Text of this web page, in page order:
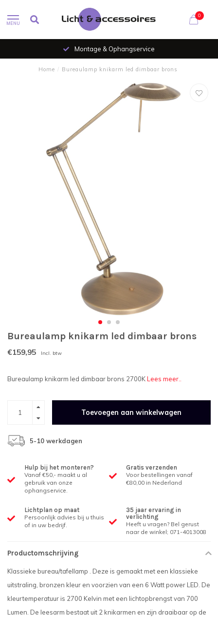
MENU
0
Montage & Ophangservice
Home / Bureaulamp knikarm led dimbaar brons
Bureaulamp knikarm led dimbaar brons
€159,95 Incl. btw
Bureaulamp knikarm led dimbaar brons 2700KLees meer..
Toevoegen aan winkelwagen
5-10 werkdagen
Hulp bij het monteren?
Vanaf €50,- maakt u al
gebruik van onze
ophangservice.
Gratis verzenden
Voor bestellingen vanaf
€80,00 in Nederland
Lichtplan op maat
Persoonlijk advies bij u thuis
of in uw bedrijf.
35 jaar ervaring in
verlichting
Heeft u vragen? Bel gerust
naar de winkel; 071-4013008
Productomschrijving
Klassieke bureau/tafellamp . Deze is gemaakt met een klassieke
uitstraling, bronzen kleur en voorzien van een 6 Watt power LED. De
kleurtemperatuur is 2700 Kelvin met een lichtopbrengst van 700
Lumen. De leesarm bestaat uit 2 knikarmen en zijn draaibaar op de